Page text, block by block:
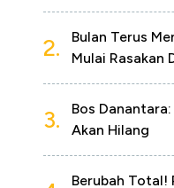
2.
Bulan Terus
Mulai Rasakan
3.
Bos
Akan Hilang
Berubah Total!